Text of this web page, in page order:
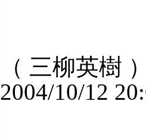
（ 三柳英樹
2004/10/12